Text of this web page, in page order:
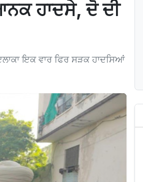
ਹਾਦਸੇ, ਦੋ ਦੀ
ਇਕ ਵਾਰ ਫਿਰ ਸੜਕ ਹਾਦਸਿਆਂ